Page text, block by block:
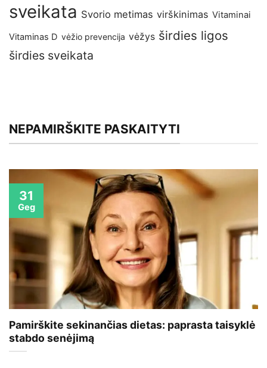
sveikata Svorio metimas virškinimas Vitaminai
Vitaminas D vėžio prevencija vėžys širdies ligos
širdies sveikata
NEPAMIRŠKITE PASKAITYTI
Pamirškite sekinančias dietas: paprasta taisyklė
stabdo senėjimą
31
Geg